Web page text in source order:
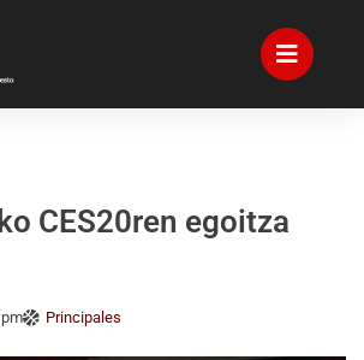
CES20ren egoitza
Principales